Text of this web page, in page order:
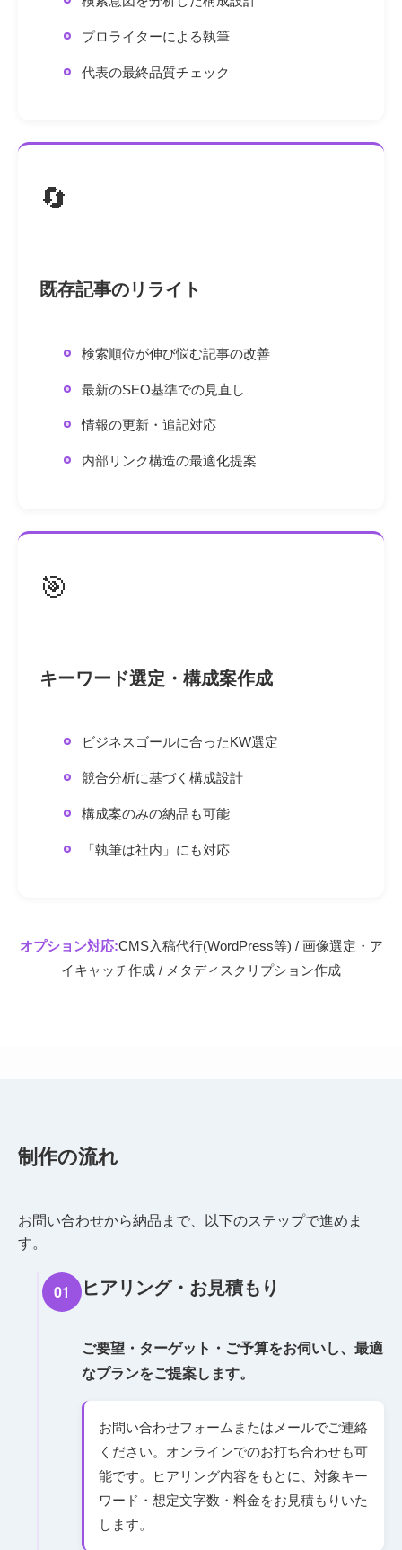
プロライターによる執筆
代表の最終品質チェック
🔄
既存記事のリライト
検索順位が伸び悩む記事の改善
最新のSEO基準での見直し
情報の更新・追記対応
内部リンク構造の最適化提案
🎯
キーワード選定・構成案作成
ビジネスゴールに合ったKW選定
競合分析に基づく構成設計
構成案のみの納品も可能
「執筆は社内」にも対応
オプション対応:CMS入稿代行(WordPress等) / 画像選定・ア
イキャッチ作成 / メタディスクリプション作成
制作の流れ
お問い合わせから納品まで、以下のステップで進めま
す。
01 ヒアリング・お見積もり
ご要望・ターゲット・ご予算をお伺いし、最適
なプランをご提案します。
お問い合わせフォームまたはメールでご連絡
ください。オンラインでのお打ち合わせも可
能です。ヒアリング内容をもとに、対象キー
ワード・想定文字数・料金をお見積もりいた
します。